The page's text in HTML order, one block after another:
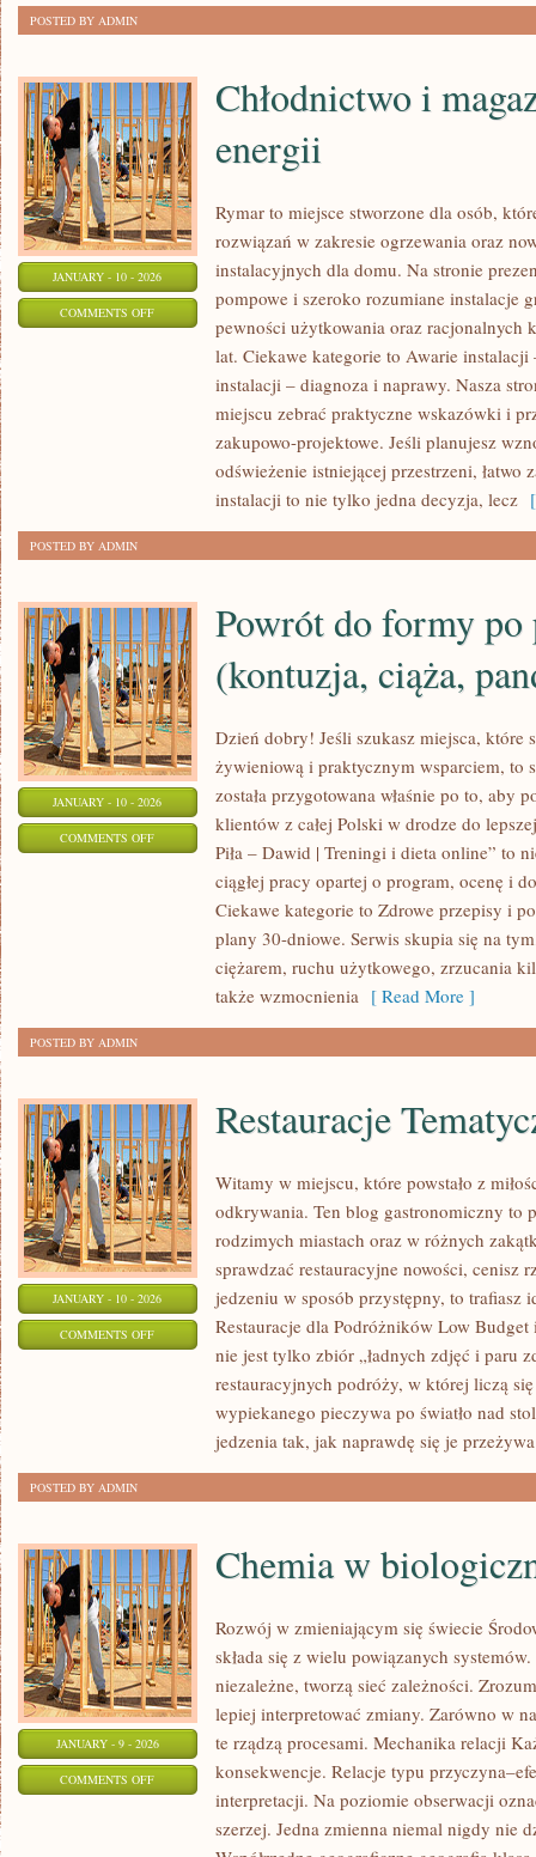
POSTED BY ADMIN
JANUARY - 10 - 2026
COMMENTS OFFON
CHŁODNICTWO
Chłodnictwo i
energii
Rymar to miejsce stworzone dla osób,
rozwiązań w zakresie ogrzewania oraz
instalacyjnych dla domu. Na stronie
pompowe i szeroko rozumiane instalacje
pewności użytkowania oraz racjonalnych
lat. Ciekawe kategorie to Awarie
instalacji – diagnoza i naprawy. Nasza
miejscu zebrać praktyczne wskazówki i
zakupowo-projektowe. Jeśli planujesz
odświeżenie istniejącej przestrzeni, łatwo
instalacji to nie tylko jedna decyzja, lecz
POSTED BY ADMIN
JANUARY - 10 - 2026
COMMENTS OFFON
ITP.)
Powrót do formy
(kontuzja, ciąża,
Dzień dobry! Jeśli szukasz miejsca, które
żywieniową i praktycznym wsparciem, to
została przygotowana właśnie po to, aby
klientów z całej Polski w drodze do
Piła – Dawid | Treningi i dieta online” to
ciągłej pracy opartej o program, ocenę i
Ciekawe kategorie to Zdrowe przepisy i
plany 30-dniowe. Serwis skupia się na
ciężarem, ruchu użytkowego, zrzucania
także wzmocnienia [ Read More ]
POSTED BY ADMIN
JANUARY - 10 - 2026
COMMENTS OFFON
RESTAURACJE
TEMATYCZNE
NIETYPOWE
Restauracje
Witamy w miejscu, które powstało z
odkrywania. Ten blog gastronomiczny to
rodzimych miastach oraz w różnych
sprawdzać restauracyjne nowości, cenisz
jedzeniu w sposób przystępny, to trafiasz
Restauracje dla Podróżników Low
nie jest tylko zbiór „ładnych zdjęć i paru
restauracyjnych podróży, w której liczą
wypiekanego pieczywa po światło nad
jedzenia tak, jak naprawdę się je
POSTED BY ADMIN
JANUARY - 9 - 2026
COMMENTS OFFON
Chemia w
Rozwój w zmieniającym się świecie
składa się z wielu powiązanych
niezależne, tworzą sieć zależności.
lepiej interpretować zmiany. Zarówno w
te rządzą procesami. Mechanika relacji
konsekwencje. Relacje typu
interpretacji. Na poziomie obserwacji
szerzej. Jedna zmienna niemal nigdy nie